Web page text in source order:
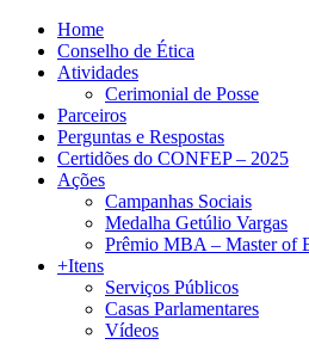
Home
Conselho de Ética
Atividades
Cerimonial de Posse
Parceiros
Perguntas e Respostas
Certidões do CONFEP – 2025
Ações
Campanhas Sociais
Medalha Getúlio Vargas
Prêmio MBA – Master of
+Itens
Serviços Públicos
Casas Parlamentares
Vídeos